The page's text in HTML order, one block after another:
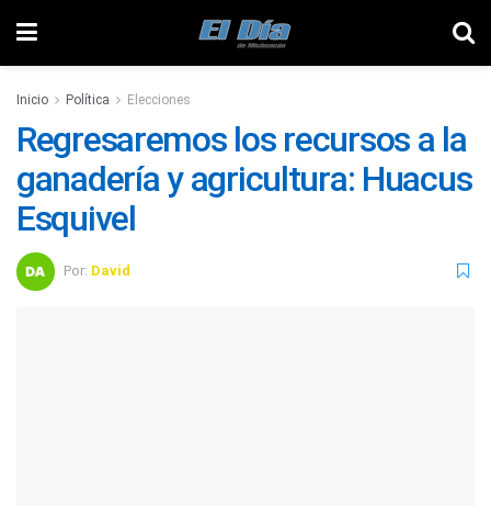
Inicio Política Elecciones
Regresaremos los recursos a la
ganadería y agricultura: Huacus
Esquivel
Por: David